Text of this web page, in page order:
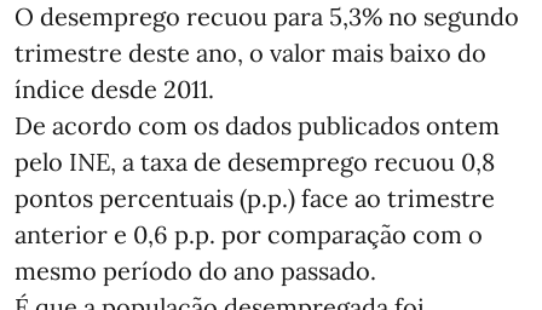
O desemprego recuou para 5,3% no segundo
trimestre deste ano, o valor mais baixo do
índice desde 2011.
De acordo com os dados publicados ontem
pelo INE, a taxa de desemprego recuou 0,8
pontos percentuais (p.p.) face ao trimestre
anterior e 0,6 p.p. por comparação com o
mesmo período do ano passado.